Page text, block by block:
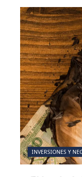
INVERSIONES Y